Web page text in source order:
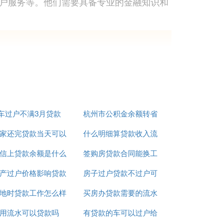
话营销、街头推广等方式与客户建立联
财务状况等。这一过程需要仔细核实信
过户不满3月贷款
杭州市公积金余额转省
公积金贷款额度
还完贷款当天可以
过户给买家吗
什么明细算贷款收入流
水
上贷款余额是什么
意思
签购房贷款合同能换工
作吗
过户价格影响贷款
金额么
房子过户贷款不过户可
以不
时贷款工作怎么样
买房办贷款需要的流水
账哪能办
流水可以贷款吗 有贷款的车可以过户给